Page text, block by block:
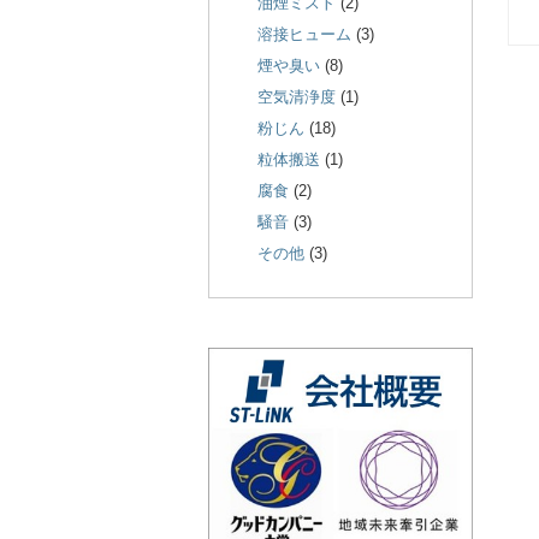
溶接ヒューム (3)
煙や臭い (8)
空気清浄度 (1)
粉じん (18)
粒体搬送 (1)
腐食 (2)
騒音 (3)
その他 (3)